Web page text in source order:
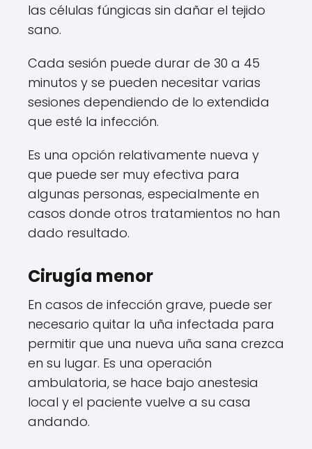
las células fúngicas sin dañar el tejido
sano.
Cada sesión puede durar de 30 a 45
minutos y se pueden necesitar varias
sesiones dependiendo de lo extendida
que esté la infección.
Es una opción relativamente nueva y
que puede ser muy efectiva para
algunas personas, especialmente en
casos donde otros tratamientos no han
dado resultado.
Cirugía menor
En casos de infección grave, puede ser
necesario quitar la uña infectada para
permitir que una nueva uña sana crezca
en su lugar. Es una operación
ambulatoria, se hace bajo anestesia
local y el paciente vuelve a su casa
andando.